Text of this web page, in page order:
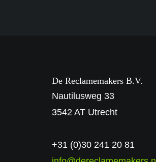
De Reclamemakers B.V.
Nautilusweg 33
3542 AT Utrecht
+31 (0)30 241 20 81